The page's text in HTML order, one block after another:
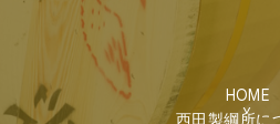
HOME
西田製綱所に